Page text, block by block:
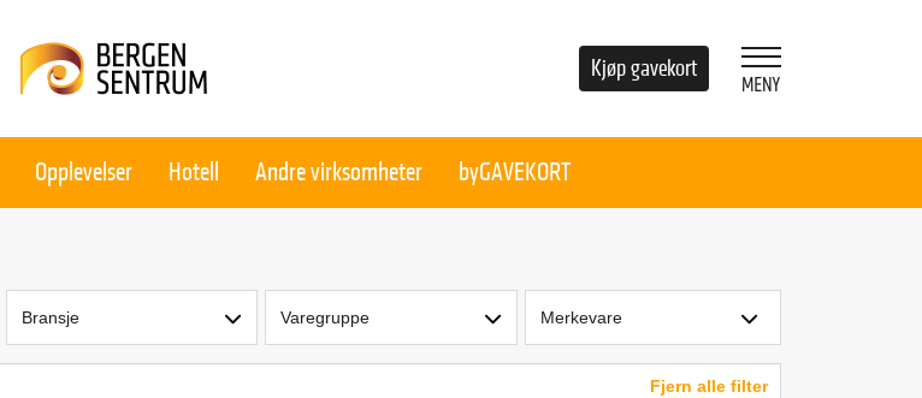
Kjøp gavekort
Opplevelser Hotell Andre virksomheter byGAVEKORT
Bransje Varegruppe Merkevare
Fjern alle filter